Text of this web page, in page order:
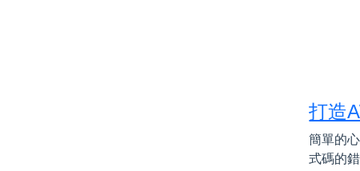
打造
簡單的
式碼的